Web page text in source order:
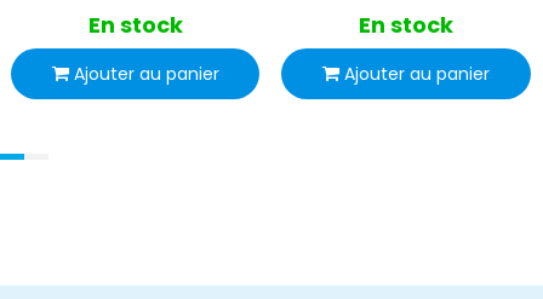
En stock
Ajouter au panier
En stock
Ajouter au panier